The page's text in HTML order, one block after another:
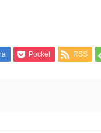
Pocket RSS